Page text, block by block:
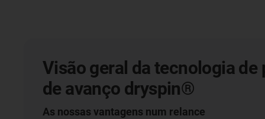
Visão geral da tecnologia de
de avanço dryspin®
As nossas vantagens num relance